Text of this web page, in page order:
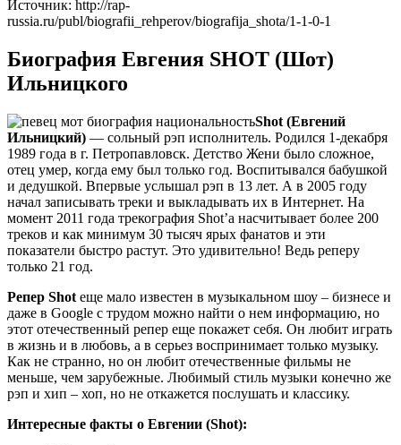
Источник: http://rap-
russia.ru/publ/biografii_rehperov/biografija_shota/1-1-0-1
Биография Евгения SHOT (Шот)
Ильницкого
Shot (Евгений
Ильницкий) — cольный рэп исполнитель. Родился 1-декабря
1989 года в г. Петропавловск. Детство Жени было сложное,
отец умер, когда ему был только год. Воспитывался бабушкой
и дедушкой. Впервые услышал рэп в 13 лет. А в 2005 году
начал записывать треки и выкладывать их в Интернет. На
момент 2011 года трекография Shot’а насчитывает более 200
треков и как минимум 30 тысяч ярых фанатов и эти
показатели быстро растут. Это удивительно! Ведь реперу
только 21 год.
Репер Shot еще мало известен в музыкальном шоу – бизнесе и
даже в Google с трудом можно найти о нем информацию, но
этот отечественный репер еще покажет себя. Он любит играть
в жизнь и в любовь, а в серьез воспринимает только музыку.
Как не странно, но он любит отечественные фильмы не
меньше, чем зарубежные. Любимый стиль музыки конечно же
рэп и хип – хоп, но не откажется послушать и классику.
Интересные факты о Евгении (Shot):